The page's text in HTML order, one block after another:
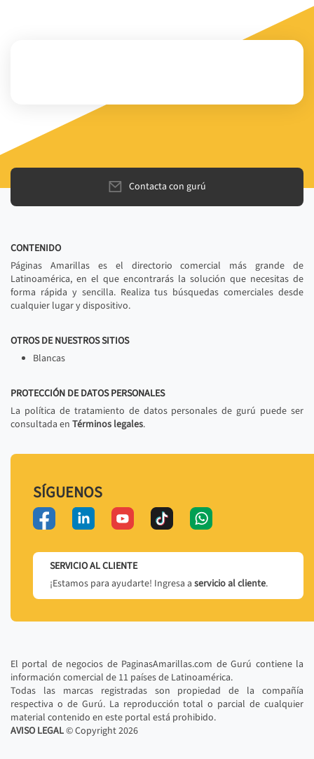
Contacta con gurú
CONTENIDO
Páginas Amarillas es el directorio comercial más grande de
Latinoamérica, en el que encontrarás la solución que necesitas de
forma rápida y sencilla. Realiza tus búsquedas comerciales desde
cualquier lugar y dispositivo.
OTROS DE NUESTROS SITIOS
Blancas
PROTECCIÓN DE DATOS PERSONALES
La política de tratamiento de datos personales de gurú puede ser
consultada en Términos legales.
SÍGUENOS
SERVICIO AL CLIENTE
¡Estamos para ayudarte! Ingresa a servicio al cliente.
El portal de negocios de PaginasAmarillas.com de Gurú contiene la
información comercial de 11 países de Latinoamérica.
Todas las marcas registradas son propiedad de la compañía
respectiva o de Gurú. La reproducción total o parcial de cualquier
material contenido en este portal está prohibido.
AVISO LEGAL© Copyright2026